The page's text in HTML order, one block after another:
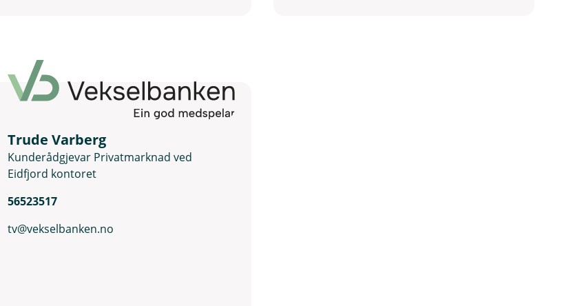
Trude Varberg
Kunderådgjevar Privatmarknad ved
Eidfjord kontoret
56523517
tv@vekselbanken.no